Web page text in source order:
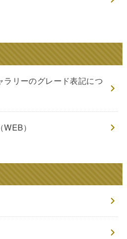
ラリーのグレード表記につ
）